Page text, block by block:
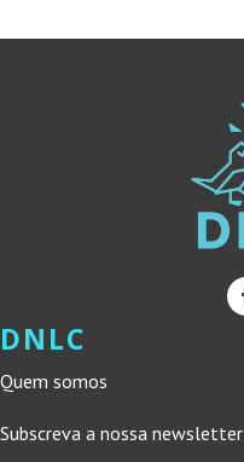
DNLC
Quem somos
Subscreva a nossa newsletter